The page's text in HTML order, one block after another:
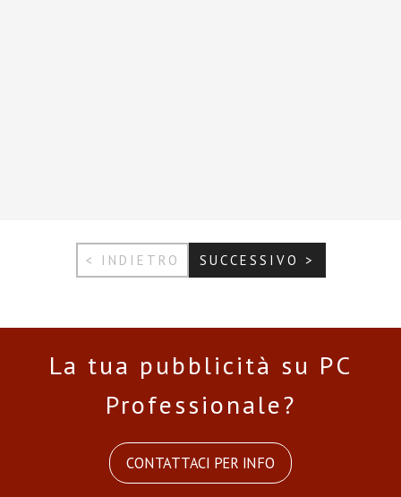
< INDIETRO SUCCESSIVO >
La tua pubblicità su PC
Professionale?
CONTATTACI PER INFO